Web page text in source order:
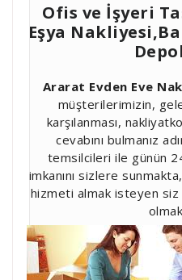
Ofis ve İşyeri
Eşya
Ararat Evden Eve
müşterilerimizin,
karşılanması,
cevabını bulmanız
temsilcileri ile günün
imkanını sizlere
hizmeti almak isteyen